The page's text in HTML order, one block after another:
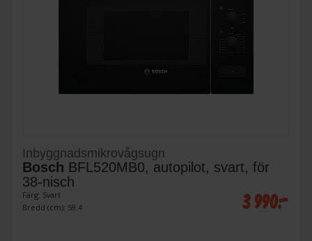
Inbyggnadsmikrovågsugn
Bosch BFL520MB0, autopilot, svart, för
38-nisch
Färg: Svart
Bredd (cm): 59.4
3 990:-